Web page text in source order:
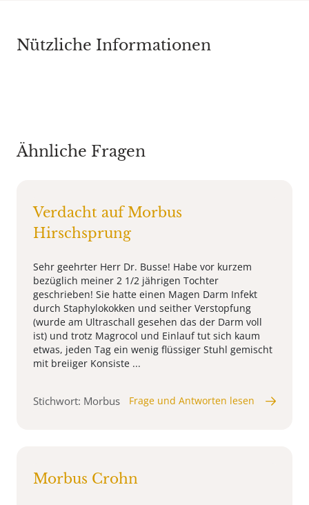
Nützliche Informationen
Ähnliche Fragen
Verdacht auf Morbus
Hirschsprung
Sehr geehrter Herr Dr. Busse! Habe vor kurzem
bezüglich meiner 2 1/2 jährigen Tochter
geschrieben! Sie hatte einen Magen Darm Infekt
durch Staphylokokken und seither Verstopfung
(wurde am Ultraschall gesehen das der Darm voll
ist) und trotz Magrocol und Einlauf tut sich kaum
etwas, jeden Tag ein wenig flüssiger Stuhl gemischt
mit breiiger Konsiste ...
Stichwort: Morbus Frage und Antworten lesen
Morbus Crohn